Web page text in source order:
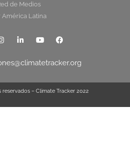
de Medios
América Latina
– Climate Tracker 2022